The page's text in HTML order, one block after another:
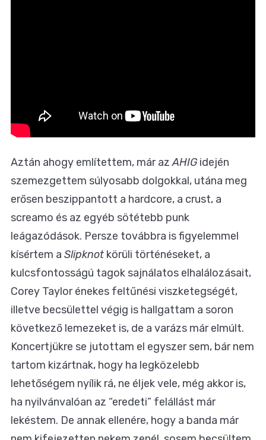
Aztán ahogy említettem, már azAHIG idején
szemezgettem súlyosabb dolgokkal, utána meg
erősen beszippantott a hardcore, a crust, a
screamo és az egyéb sötétebb punk
leágazódások. Persze továbbra is figyelemmel
kísértem a Slipknot körüli történéseket, a
kulcsfontosságú tagok sajnálatos elhalálozásait,
Corey Taylor énekes feltűnési viszketegségét,
illetve becsülettel végig is hallgattam a soron
következő lemezeket is, de a varázs már elmúlt.
Koncertjükre se jutottam el egyszer sem, bár nem
tartom kizártnak, hogy ha legközelebb
lehetőségem nyílik rá, ne éljek vele, még akkor is,
ha nyilvánvalóan az “eredeti” felállást már
lekéstem. De annak ellenére, hogy a banda már